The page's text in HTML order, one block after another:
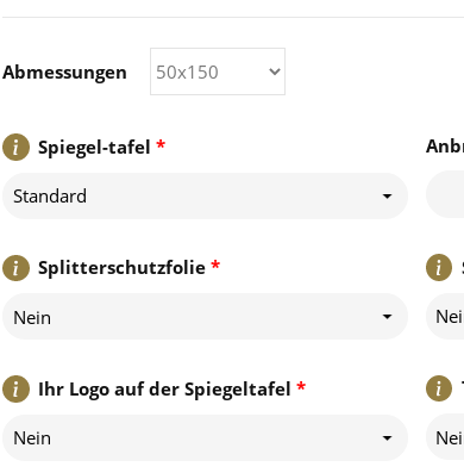
*
Spiegel-tafel
Standard
*
Splitterschutzfolie
Nein
*
Ihr Logo auf der Spiegeltafel
Nein
Abmessungen